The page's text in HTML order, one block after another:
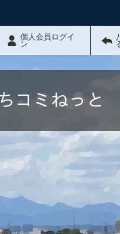
個人会員ログイ
ン
コミねっと